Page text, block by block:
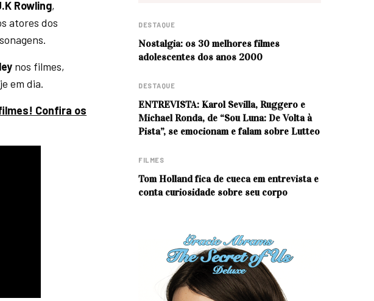
Rowling,
atores dos
nos filmes,
em dia.
Confira os
DESTAQUE
Nostalgia: os 30 melhores filmes
adolescentes dos anos 2000
DESTAQUE
ENTREVISTA: Karol Sevilla, Ruggero e
Michael Ronda, de “Sou Luna: De Volta à
Pista”, se emocionam e falam sobre Lutteo
FILMES
Tom Holland fica de cueca em entrevista e
conta curiosidade sobre seu corpo